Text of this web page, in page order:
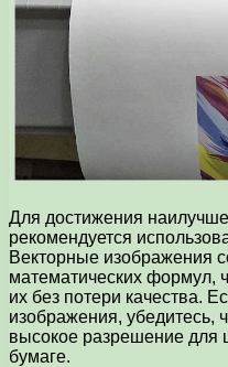
Для достижения
рекомендуется
Векторные изображения
математических формул,
их без потери качества.
изображения, убедитесь,
высокое разрешение для
бумаге.